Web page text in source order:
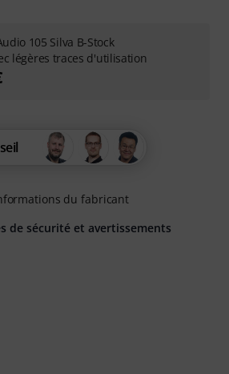
du fabricant
de sécurité et avertissements
105 Silva B-Stock
légères traces d'utilisation